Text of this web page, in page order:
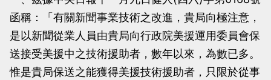
函稱：「有關新聞事業技術之改進，貴局向極注意，
是以新聞從業人員由貴局向行政院美援運用委員會保
送接受美援中之技術援助者，數年以來，為數已多。
惟是貴局保送之能獲得美援技術援助者，只限於從事